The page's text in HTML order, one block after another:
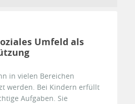
Umfeld als
in vielen Bereichen
werden. Bei Kindern erfüllt
Aufgaben. Sie